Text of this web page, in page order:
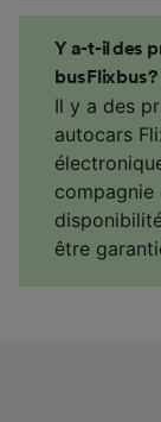
Y a-t-il des
bus Flixbus ?
Il y a des
autocars
compagnie
être